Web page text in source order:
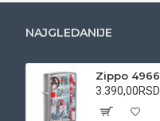
NAJGLEDANIJE
3.390,00RSD